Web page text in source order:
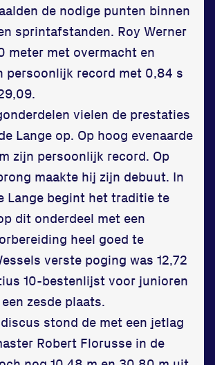
de nodige punten binnen
sprintafstanden. Roy Werner
meter met overmacht en
persoonlijk record met 0,84 s
vielen de prestaties
Lange op. Op hoog evenaarde
zijn persoonlijk record. Op
maakte hij zijn debuut. In
Lange begint het traditie te
dit onderdeel met een
heel goed te
verste poging was 12,72
10-bestenlijst voor junioren
zesde plaats.
stond de met een jetlag
Robert Florusse in de